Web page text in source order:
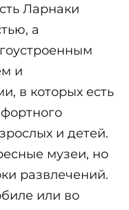
Ларнаки
а
и
в которых есть
и детей.
музеи, но
развлечений.
или во